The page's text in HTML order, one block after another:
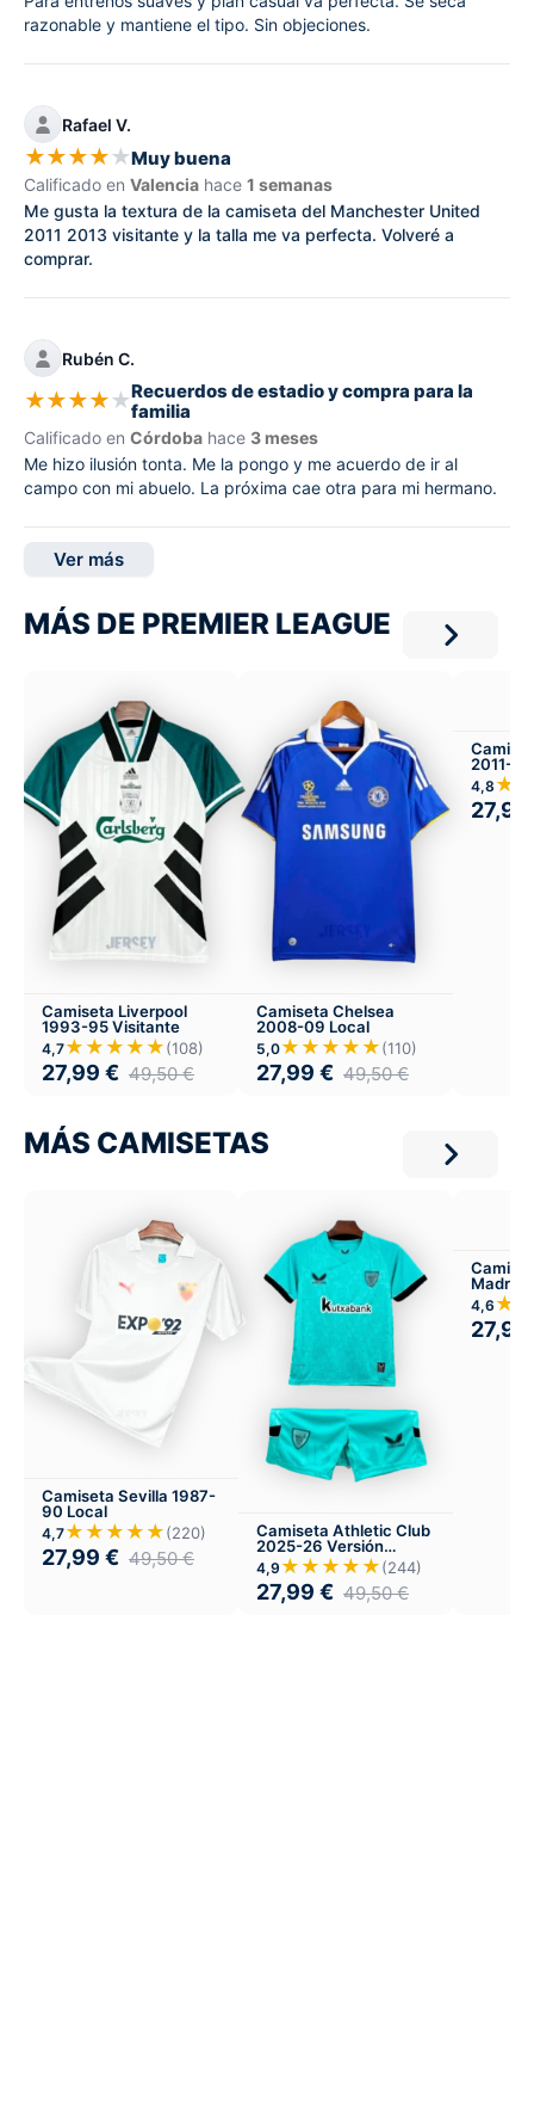
razonable y mantiene el tipo. Sin objeciones.
Rafael V.
★★★★★Muy buena
Calificado en Valencia hace 1 semanas
Me gusta la textura de la camiseta del Manchester United
2011 2013 visitante y la talla me va perfecta. Volveré a
comprar.
Rubén C.
★★★★★Recuerdos de estadio y compra para la
familia
Calificado en Córdoba hace 3 meses
Me hizo ilusión tonta. Me la pongo y me acuerdo de ir al
campo con mi abuelo. La próxima cae otra para mi hermano.
Ver más
MÁS DE PREMIER LEAGUE
Camiseta Liverpool
1993-95 Visitante
4,7★★★★★(108)
27,99 € 49,50€
Camiseta Chelsea
2008-09 Local
5,0★★★★★(110)
27,99 € 49,50€
2011-
4,8
27,99
MÁS CAMISETAS
Camiseta Sevilla 1987-
90 Local
4,7★★★★★(220)
27,99 € 49,50€
Camiseta Athletic Club
2025-26 Versión
Infantil Tercera
4,9 ★★★★★(244)
27,99 € 49,50€
Madrid
4,6
27,99